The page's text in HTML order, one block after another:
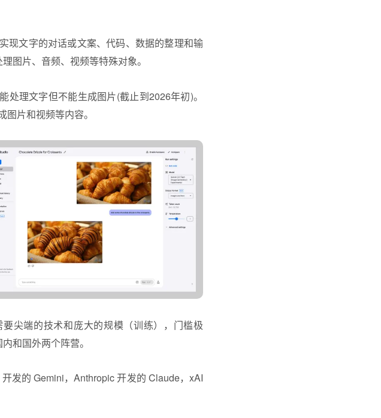
现文字的对话或文案、代码、数据的整理和输
图片、音频、视频等特殊对象。
理文字但不能生成图片(截止到2026年初)。
片和视频等内容。
尖端的技术和庞大的规模（训练），门槛极
和国外两个阵营。
发的 Gemini，Anthropic 开发的 Claude，xAI